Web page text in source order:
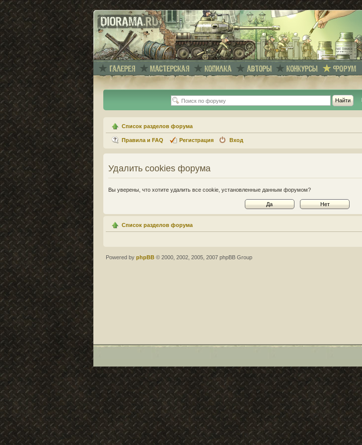
Список разделов форума
Правила и FAQ Регистрация Вход
Удалить cookies форума
Вы уверены, что хотите удалить все cookie, установленные данным форумом?
Список разделов форума
Powered by phpBB © 2000, 2002, 2005, 2007 phpBB Group